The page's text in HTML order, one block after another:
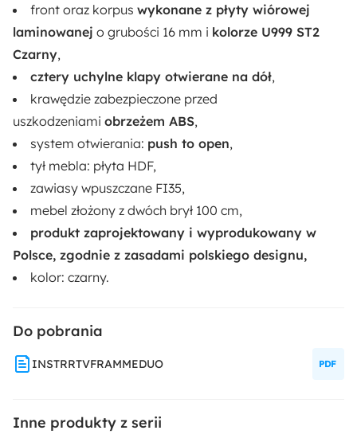
Materiał:
Płyta meblowa
Pomieszczenie:
Salon
front oraz korpus wykonane z płyty wiórowej
laminowanej o grubości 16 mm i kolorze U999 ST2
Czarny,
cztery uchylne klapy otwierane na dół,
krawędzie zabezpieczone przed
uszkodzeniami obrzeżem ABS,
system otwierania: push to open,
tył mebla: płyta HDF,
zawiasy wpuszczane FI35,
mebel złożony z dwóch brył 100 cm,
produkt zaprojektowany i wyprodukowany w
Polsce, zgodnie z zasadami polskiego designu,
kolor: czarny.
Do pobrania
INSTRRTVFRAMMEDUO
Inne produkty z serii